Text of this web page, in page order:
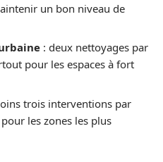
un bon niveau de
: deux nettoyages par
pour les espaces à fort
trois interventions par
les zones les plus